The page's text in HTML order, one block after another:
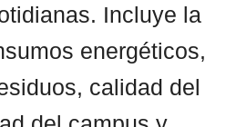
Incluye la
energéticos,
calidad del